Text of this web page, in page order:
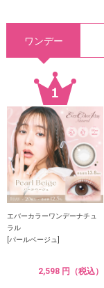
ワンデー
エバーカラーワンデーナチュ
ラル
[パールベージュ]
2,598 円（税込）